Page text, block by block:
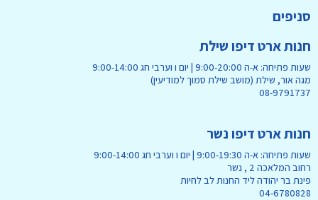
סניפים
חנות ארט דיפו שילת
שעות פתיחה: א-ה 9:00-20:00 | יום ו וערבי חג 9:00-14:00
מגה אור, שילת (מושב שילת סמוך למודיעין)
08-9791737
חנות ארט דיפו נשר
שעות פתיחה: א-ה 9:00-19:30 | יום ו וערבי חג 9:00-14:00
רחוב המלאכה 2 , נשר
פינת בר יהודה ליד החנות לב לחיות
04-6780828